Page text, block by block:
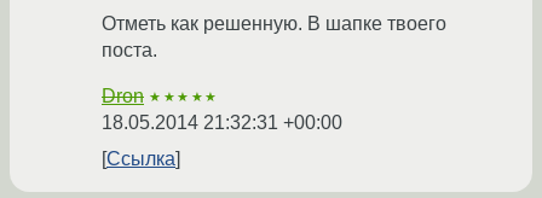
Отметь как решенную. В шапке твоего
поста.
Dron ★★★★★
18.05.2014 21:32:31 +00:00
Ссылка